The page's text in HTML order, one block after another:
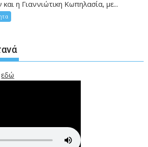
η Γιαννιώτικη Κωπηλασία, με...
εδώ